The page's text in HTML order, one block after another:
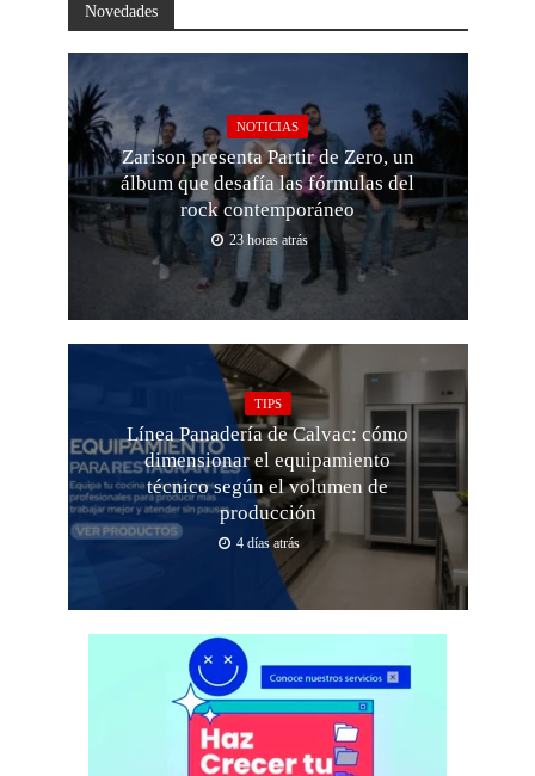
Novedades
NOTICIAS
Zarison presenta Partir de Zero, un
álbum que desafía las fórmulas del
rock contemporáneo
23 horas atrás
TIPS
Línea Panadería de Calvac: cómo
dimensionar el equipamiento
técnico según el volumen de
producción
4 días atrás